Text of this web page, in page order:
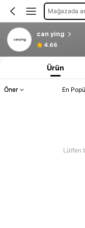
Mağazada
can ying
4.66
Ürün
Öner En
Lütfen